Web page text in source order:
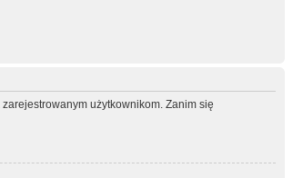
użytkownikom. Zanim się